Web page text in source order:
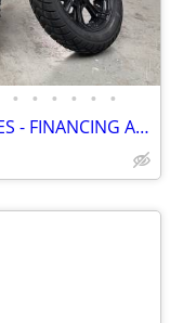
• • • • • •
2019 Indian Scout Bobber *LOW MILES - FINANCING AVAILABLE*